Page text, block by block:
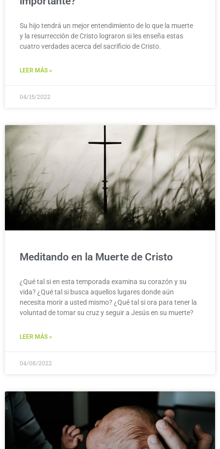
Su hijo tendrá un mejor entendimiento de lo que la muerte
y la resurrección de Cristo lograron si les enseña estas
cuatro verdades acerca del sacrificio de Cristo.
LEER MÁS »
04/15/2022
Meditando en la Muerte de Cristo
¿Qué tal si en esta temporada examina su corazón y su
vida? ¿Qué tal si busca aquellos lugares donde aún
necesita morir a usted mismo? ¿Qué tal si ora para tener la
voluntad de tomar su cruz y seguir a Jesús en su muerte?
LEER MÁS »
04/08/2022